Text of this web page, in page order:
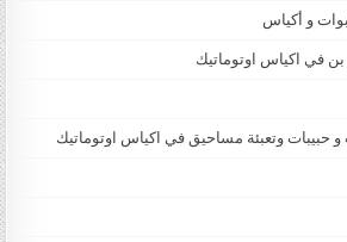
و أكياس
بن في اكياس اوتوماتيك
و حبيبات وتعبئة مساحيق في اكياس اوتوماتيك